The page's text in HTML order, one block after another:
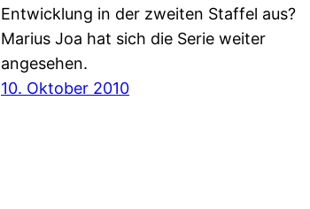
Entwicklung in der zweiten Staffel aus?
Marius Joa hat sich die Serie weiter
angesehen.
10. Oktober 2010